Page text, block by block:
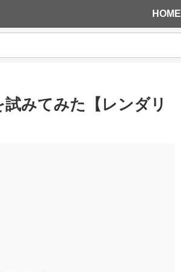
HOME
みてみた【レンダリ